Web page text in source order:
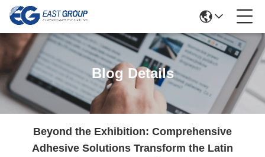
Blog Details
Beyond the Exhibition: Comprehensive
Adhesive Solutions Transform the Latin